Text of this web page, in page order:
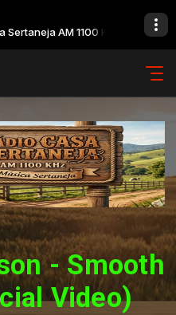
AM 1100 KHz
- Smooth
Video)